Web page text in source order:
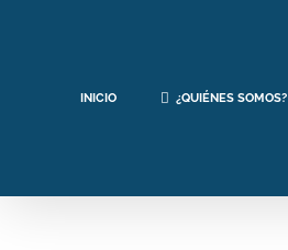
INICIO ¿QUIÉNES SOMOS?